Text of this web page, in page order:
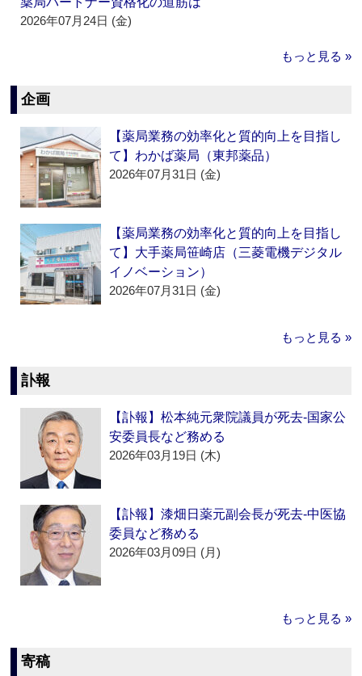
2026年07月24日 (金)
もっと見る »
企画
【薬局業務の効率化と質的向上を目指し
て】わかば薬局（東邦薬品）
2026年07月31日 (金)
【薬局業務の効率化と質的向上を目指し
て】大手薬局笹崎店（三菱電機デジタル
イノベーション）
2026年07月31日 (金)
もっと見る »
訃報
【訃報】松本純元衆院議員が死去‐国家公
安委員長など務める
2026年03月19日 (木)
【訃報】漆畑日薬元副会長が死去‐中医協
委員など務める
2026年03月09日 (月)
もっと見る »
寄稿